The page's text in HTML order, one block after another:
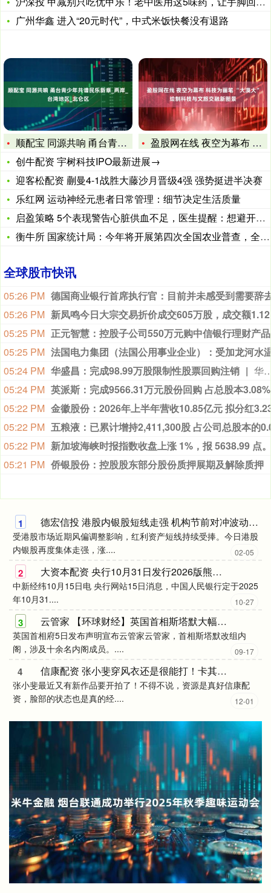
广州华鑫 进入“20元时代”，中式米饭快餐没有退路
顺配宝 同源共响 甬台青少年共谱民乐新章_两岸_台湾地区_北
盈股网在线 夜空为幕布 科技为画笔 “大漠大”绘制科技与文旅
创牛配资 宇树科技IPO最新进展→
迎客松配资 蒯曼4-1战胜大藤沙月晋级4强 强势挺进半决赛
乐红网 运动神经元患者日常管理：细节决定生活质量
启盈策略 5个表现警告心脏供血不足，医生提醒：想避开心梗，记
衡牛所 国家统计局：今年将开展第四次全国农业普查，全面摸清新
全球股市快讯
05:26 PM
05:26 PM
05:25 PM 正元智慧：控股子公司550万元购中信银行理财产品
05:25 PM
05:24 PM 华盛昌：完成98.99万股限制性股票回购注销
华盛昌公告称，公司已完成限制性股票回购注销手续。本次涉及激励对象158名，回购注销股份98.99万股，占回
05:24 PM 英派斯：完成9566.31万元股份回购 占总股本3.08%
05:22 PM
05:22 PM
05:22 PM 新加坡海峡时报指数收盘上涨 1%，报 5638.99 点。
05:21 PM 侨银股份：控股股东部分股份质押展期及解除质押
1 德宏信投 港股内银股短线走强 机构节前对冲波动向防御资产转移
受港股市场近期风偏调整影响，红利资产短线持续受捧。今日港股
内银股再度集体走强，涨....
02-05
2 大资本配资 央行10月31日发行2026版熊猫贵金属纪念币一套(图)
中新经纬10月15日电 央行网站15日消息，中国人民银行定于2025
年10月31....
10-27
3 云管家 【环球财经】英国首相斯塔默大幅改组内阁
英国首相府5日发布声明宣布云管家云管家，首相斯塔默改组内
阁，涉及十余名内阁成员。....
09-17
4 信康配资 张小斐穿风衣还是很能打！卡其色风衣搭蓝色牛仔裤，干练气场在线
张小斐最近又有新作品要开拍了！不得不说，资源是真好信康配
资，脸部的状态也是真的经....
12-01